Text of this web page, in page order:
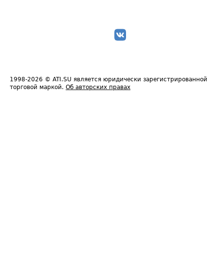
1998-2026 © ATI.SU является юридически зарегистрированной
торговой маркой. Об авторских правах